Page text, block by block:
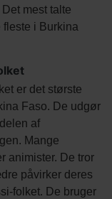
mest talte
fleste i Burkina
er det største
Faso. De udgør
af
Mange
animister. De tror
påvirker deres
folket. De bruger